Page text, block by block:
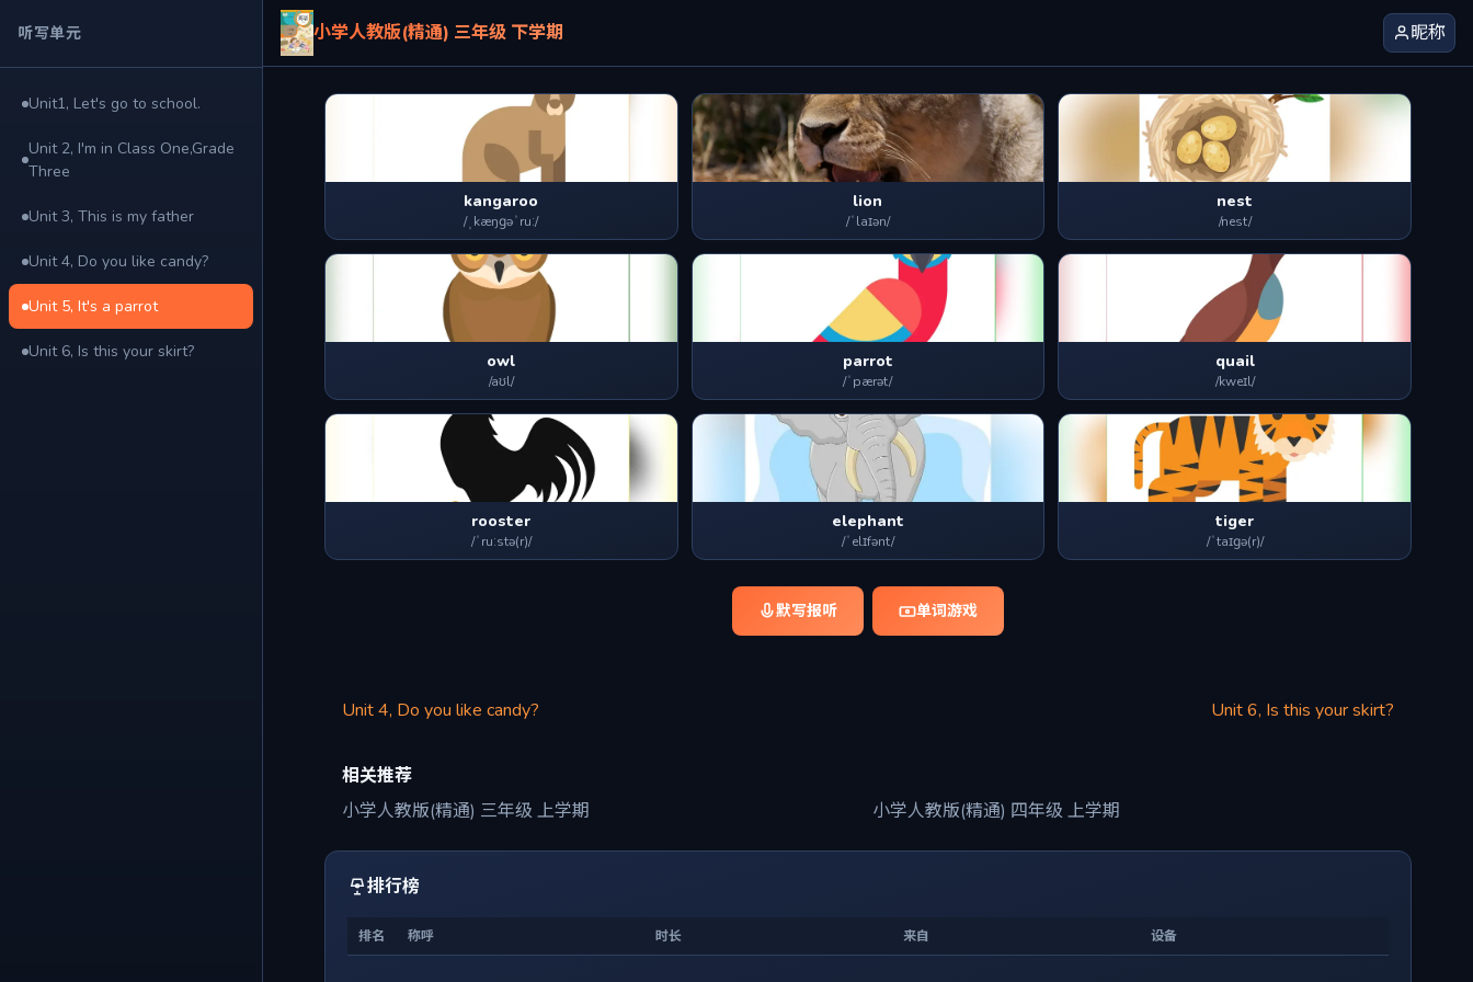
听写单元
Unit1, Let's go to school.
Unit 2, I'm in Class One,Grade
Three
Unit 3, This is my father
Unit 4, Do you like candy?
Unit 5, It's a parrot
Unit 6, Is this your skirt?
小学人教版(精通) 三年级 下学期 昵称
kangaroo
/ˌkæŋɡəˈruː/
lion
/ˈlaɪən/
nest
/nest/
owl
/aʊl/
parrot
/ˈpærət/
quail
/kweɪl/
rooster
/ˈruːstə(r)/
elephant
/ˈelɪfənt/
tiger
/ˈtaɪɡə(r)/
默写报听 单词游戏
Unit 4, Do you like candy? Unit 6, Is this your skirt?
相关推荐
小学人教版(精通) 三年级 上学期
小学人教版(精通) 四年级 上学期
排行榜
排名 称呼 时长 来自 设备